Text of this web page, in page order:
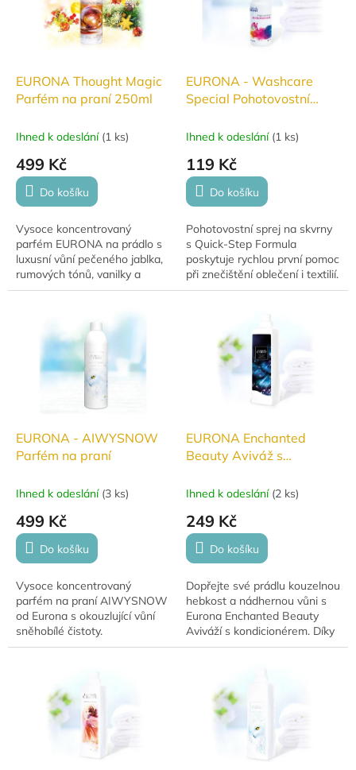
EURONA Thought Magic
Parfém na praní 250ml
Ihned k odeslání (1 ks)
499 Kč
Do košíku
Vysoce koncentrovaný
parfém EURONA na prádlo s
luxusní vůní pečeného jablka,
rumových tónů, vanilky a
kokosového srdce.
EURONA - Washcare
Special Pohotovostní
Ihned k odeslání (1 ks)
119 Kč
Do košíku
Pohotovostní sprej na skvrny
s Quick-Step Formula
poskytuje rychlou první pomoc
při znečištění oblečení i textilií.
Praktické cestovní balení vždy
EURONA - AIWYSNOW
Parfém na praní
Ihned k odeslání (3 ks)
499 Kč
Do košíku
Vysoce koncentrovaný
parfém na praní AIWYSNOW
od Eurona s okouzlující vůní
sněhobílé čistoty.
Dlouhotrvající svěžest i po
EURONA Enchanted
Beauty Aviváž s
Ihned k odeslání (2 ks)
249 Kč
Do košíku
Dopřejte své prádlu kouzelnou
hebkost a nádhernou vůni s
Eurona Enchanted Beauty
Aviváží s kondicionérem. Díky
šetrnému složení zůstane